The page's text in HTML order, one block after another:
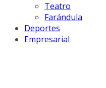
Teatro
Farándula
Deportes
Empresarial